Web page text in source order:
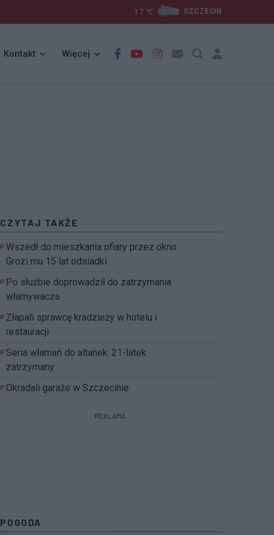
17 ℃ SZCZECIN
Kontakt Więcej
CZYTAJ TAKŻE
Wszedł do mieszkania ofiary przez okno.
Grozi mu 15 lat odsiadki
Po służbie doprowadził do zatrzymania
włamywacza
Złapali sprawcę kradzieży w hotelu i
restauracji
Seria włamań do altanek. 21-latek
zatrzymany
Okradali garaże w Szczecinie
REKLAMA
POGODA